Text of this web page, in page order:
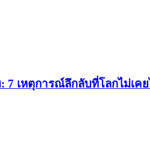
7 เหตุการณ์ลึกลับที่โลกไม่เค